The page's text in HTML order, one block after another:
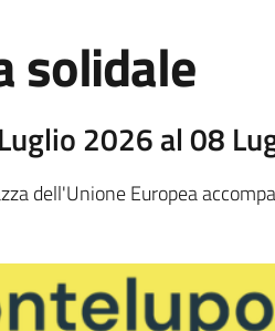
solidale
2026 al 08
dell'Unione Europea